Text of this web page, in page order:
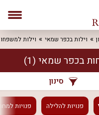
וילות בכפר שמאי וילות
בכפר שמאי (1)
סינון
פנויותלהלילה פנויות